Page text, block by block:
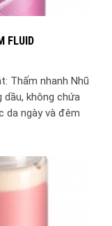
FLUID
Thấm nhanh Nhũ
dầu, không chứa
da ngày và đêm